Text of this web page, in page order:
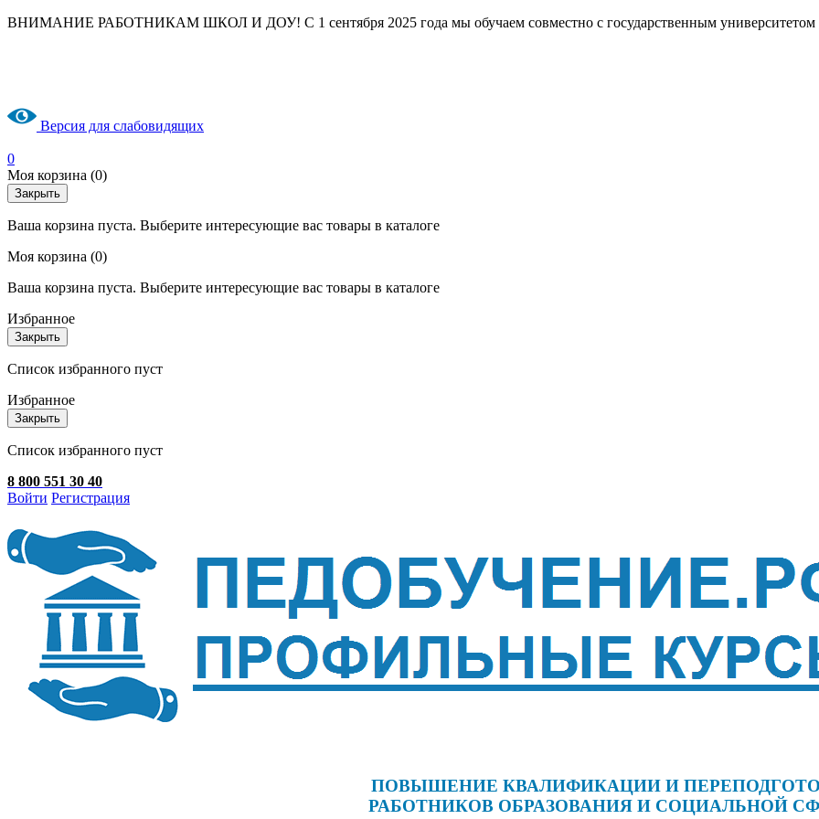
ВНИМАНИЕ РАБОТНИКАМ ШКОЛ И ДОУ! С 1 сентября 2025 года мы обучаем совместно с государственным университетом
Версия для слабовидящих
0
Моя корзина (0)
Закрыть
Ваша корзина пуста. Выберите интересующие вас товары в каталоге
Моя корзина (0)
Ваша корзина пуста. Выберите интересующие вас товары в каталоге
Избранное
Закрыть
Список избранного пуст
Избранное
Закрыть
Список избранного пуст
8 800 551 30 40
Войти Регистрация
ПОВЫШЕНИЕ КВАЛИФИКАЦИИ И
РАБОТНИКОВ ОБРАЗОВАНИЯ И СОЦИАЛЬНОЙ